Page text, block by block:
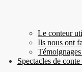
Le conteur
Ils nous ont
Spectacles de